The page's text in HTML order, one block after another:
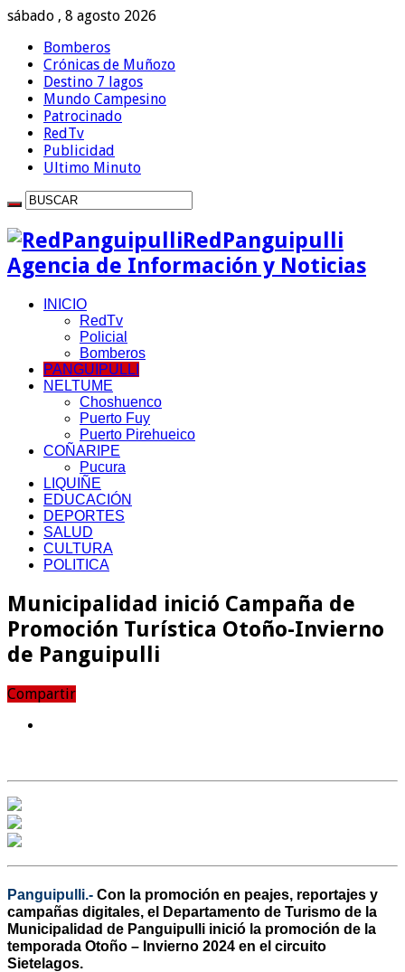
sábado , 8 agosto 2026
Bomberos
Crónicas de Muñozo
Destino 7 lagos
Mundo Campesino
Patrocinado
RedTv
Publicidad
Ultimo Minuto
RedPanguipulli
Agencia de Información y Noticias
INICIO
RedTv
Policial
Bomberos
PANGUIPULLI
NELTUME
Choshuenco
Puerto Fuy
Puerto Pirehueico
COÑARIPE
Pucura
LIQUIÑE
EDUCACIÓN
DEPORTES
SALUD
CULTURA
POLITICA
Municipalidad inició Campaña de
Promoción Turística Otoño-Invierno
de Panguipulli
Compartir
Panguipulli.- Con la promoción en peajes, reportajes y
campañas digitales, el Departamento de Turismo de la
Municipalidad de Panguipulli inició la promoción de la
temporada Otoño – Invierno 2024 en el circuito
Sietelagos.